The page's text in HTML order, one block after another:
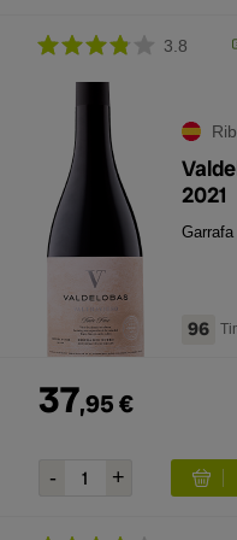
3.8
2021
96
37,95€